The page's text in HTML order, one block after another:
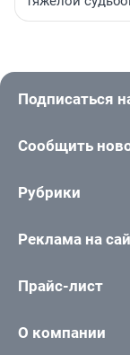
Подписаться
Сообщить
Рубрики
Реклама на
Прайс-лист
О компании